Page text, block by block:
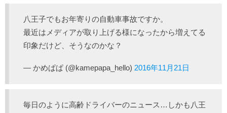
八王子でもお年寄りの自動車事故ですか。
最近はメディアが取り上げる様になったから増えてる
印象だけど、そうなのかな？
— かめぱぱ (@kamepapa_hello) 2016年11月21日
毎日のように高齢ドライバーのニュース…しかも八王